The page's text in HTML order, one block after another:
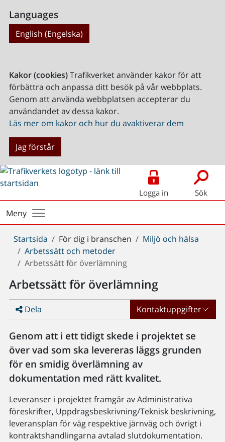
Languages
English (Engelska)
Kakor (cookies)Trafikverket använder kakor för att
förbättra och anpassa ditt besök på vår webbplats.
Genom att använda webbplatsen accepterar du
användandet av dessa kakor.
Läs mer om kakor och hur du avaktiverar dem
Jag förstår
Logga in Sök
Meny
Du
är
här:
Startsida För dig i branschen
Miljö och hälsa
Arbetssätt och metoder
Arbetssätt för överlämning
Arbetssätt för överlämning
Dela Kontaktuppgifter
Genom att i ett tidigt skede i projektet se
över vad som ska levereras läggs grunden
för en smidig överlämning av
dokumentation med rätt kvalitet.
Leveranser i projektet framgår av Administrativa
föreskrifter, Uppdragsbeskrivning/Teknisk beskrivning,
leveransplan för väg respektive järnväg och övrigt i
kontraktshandlingarna avtalad slutdokumentation.